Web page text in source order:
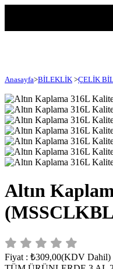
Anasayfa>BİLEKLİK >ÇELİK
Altın
Fiyat : ₺309,00(KDV Dahil)